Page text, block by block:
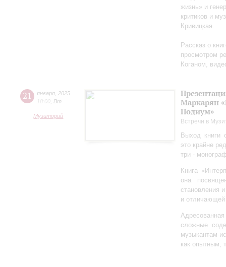
жизнь» и
критиков и
Кривицкая.
Рассказ о
просмотром
Коганом,
21 января 2025
18:00 Вт
Музиторий
Маркарян
Подиум»
Встречи в
Выход книги
это крайне
три -
Книга
она
становления
и отличающей
сложные
музыкантам-
как опытным,